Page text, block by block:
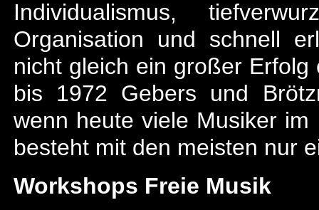
Individualismus,
Organisation und schnell
nicht gleich ein großer
bis 1972 Gebers und
wenn heute viele Musiker
besteht mit den meisten nur
Workshops Freie Musik